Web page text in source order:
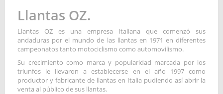
Llantas OZ.
Llantas OZ es una empresa Italiana que comenzó sus
andaduras por el mundo de las llantas en 1971 en diferentes
campeonatos tanto motociclismo como automovilismo.
Su crecimiento como marca y popularidad marcada por los
triunfos le llevaron a establecerse en el año 1997 como
productor y fabricante de llantas en Italia pudiendo así abrir la
venta al público de sus llantas.